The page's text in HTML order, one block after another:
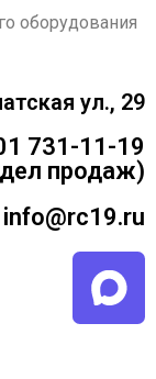
оборудования
ул., 29
731-11-19
продаж)
info@rc19.ru